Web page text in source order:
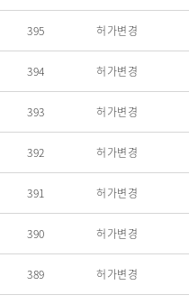
395 허가변경
394 허가변경
393 허가변경
392 허가변경
391 허가변경
390 허가변경
389 허가변경